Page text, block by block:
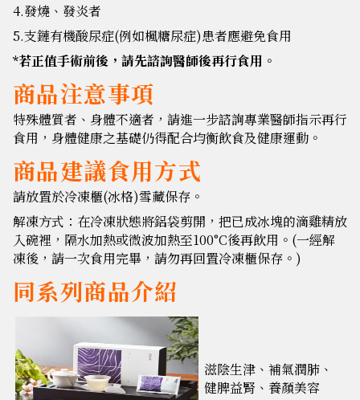
4.發燒、發炎者
5.支鏈有機酸尿症(例如楓糖尿症)患者應避免食用
*若正值手術前後，請先諮詢醫師後再行食用。
商品注意事項
特殊體質者、身體不適者，請進一步諮詢專業醫師指示再行
食用，身體健康之基礎仍得配合均衡飲食及健康運動。
商品建議食用方式
請放置於冷凍櫃(冰格)雪藏保存。
解凍方式：在冷凍狀態將鋁袋剪開，把已成冰塊的滴雞精放
入碗裡，隔水加熱或微波加熱至100°C後再飲用。(一經解
凍後，請一次食用完畢，請勿再回置冷凍櫃保存。)
同系列商品介紹
滋陰生津、補氣潤肺、
健脾益腎、養顏美容